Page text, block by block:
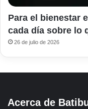
Para el bienestar
cada día sobre lo
26 de julio de 2026
Acerca de